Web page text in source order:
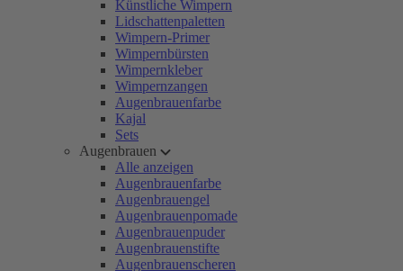
Künstliche Wimpern
Lidschattenpaletten
Wimpern-Primer
Wimpernbürsten
Wimpernkleber
Wimpernzangen
Augenbrauenfarbe
Kajal
Sets
Augenbrauen
Alle anzeigen
Augenbrauenfarbe
Augenbrauengel
Augenbrauenpomade
Augenbrauenpuder
Augenbrauenstifte
Augenbrauenscheren